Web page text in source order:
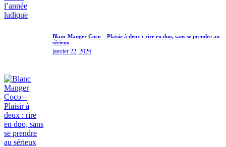
Blanc Manger Coco – Plaisir à deux : rire en duo, sans se prendre au
sérieux
janvier 22, 2026